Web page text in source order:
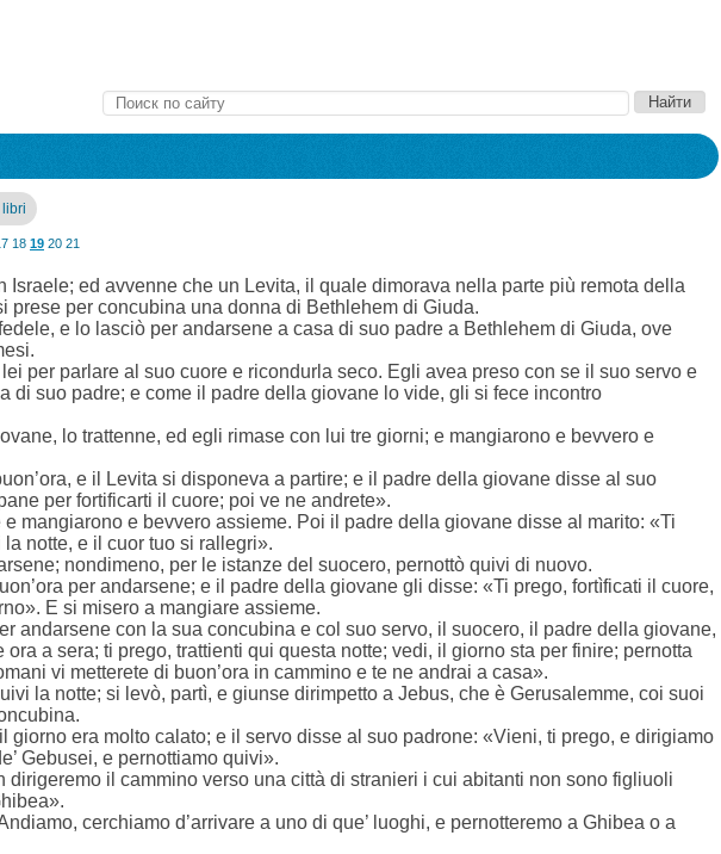
libri
18 19 20 21
Israele; ed avvenne che un Levita, il quale dimorava nella parte più remota della
prese per concubina una donna di Bethlehem di Giuda.
e lo lasciò per andarsene a casa di suo padre a Bethlehem di Giuda, ove
per parlare al suo cuore e ricondurla seco. Egli avea preso con se il suo servo e
di suo padre; e come il padre della giovane lo vide, gli si fece incontro
lo trattenne, ed egli rimase con lui tre giorni; e mangiarono e bevvero e
e il Levita si disponeva a partire; e il padre della giovane disse al suo
per fortificarti il cuore; poi ve ne andrete».
mangiarono e bevvero assieme. Poi il padre della giovane disse al marito: «Ti
notte, e il cuor tuo si rallegri».
nondimeno, per le istanze del suocero, pernottò quivi di nuovo.
per andarsene; e il padre della giovane gli disse: «Ti prego, fortìficati il cuore,
E si misero a mangiare assieme.
andarsene con la sua concubina e col suo servo, il suocero, il padre della giovane,
a sera; ti prego, trattienti qui questa notte; vedi, il giorno sta per finire; pernotta
vi metterete di buon’ora in cammino e te ne andrai a casa».
la notte; si levò, partì, e giunse dirimpetto a Jebus, che è Gerusalemme, coi suoi
giorno era molto calato; e il servo disse al suo padrone: «Vieni, ti prego, e dirigiamo
Gebusei, e pernottiamo quivi».
dirigeremo il cammino verso una città di stranieri i cui abitanti non sono figliuoli
cerchiamo d’arrivare a uno di que’ luoghi, e pernotteremo a Ghibea o a